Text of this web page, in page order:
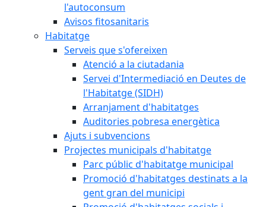
l'autoconsum
Avisos fitosanitaris
Habitatge
Serveis que s'ofereixen
Atenció a la ciutadania
Servei d'Intermediació en Deutes de
l'Habitatge (SIDH)
Arranjament d'habitatges
Auditories pobresa energètica
Ajuts i subvencions
Projectes municipals d'habitatge
Parc públic d'habitatge municipal
Promoció d'habitatges destinats a la
gent gran del municipi